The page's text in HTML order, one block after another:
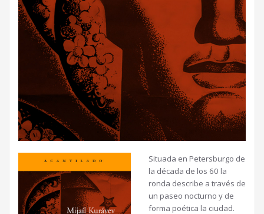
Situada en Petersburgo de
la década de los 60 la
ronda describe a través de
un paseo nocturno y de
forma poética la ciudad.